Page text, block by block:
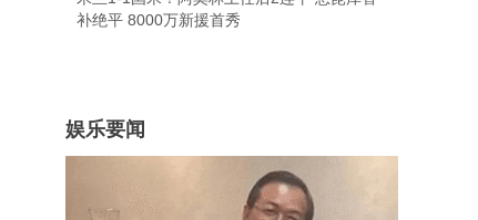
补绝平 8000万新援首秀
娱乐要闻